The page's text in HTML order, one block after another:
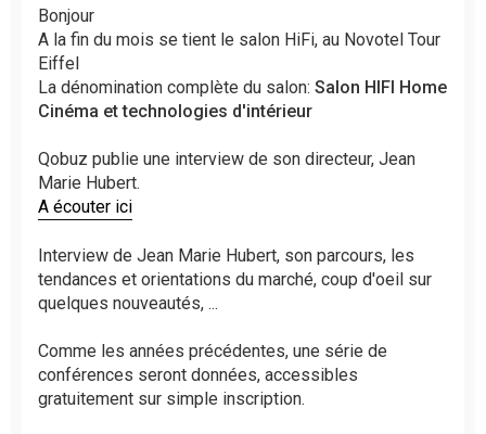
s
a
g
e
n
o
l
u
Bonjour
A la fin du mois se tient le salon HiFi, au Novotel Tour
Eiffel
La dénomination complète du salon: Salon HIFI Home
Cinéma et technologies d'intérieur
Qobuz publie une interview de son directeur, Jean
Marie Hubert.
A écouter ici
Interview de Jean Marie Hubert, son parcours, les
tendances et orientations du marché, coup d'oeil sur
quelques nouveautés, ...
Comme les années précédentes, une série de
conférences seront données, accessibles
gratuitement sur simple inscription.